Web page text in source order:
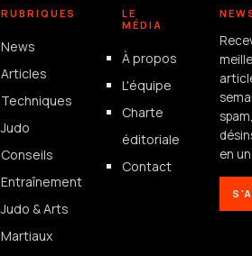
RUBRIQUES
News
Articles
Techniques
Judo
Conseils
Entraînement
Judo & Arts
Martiaux
LE
MÉDIA
À propos
L'équipe
Charte
éditoriale
Contact
en